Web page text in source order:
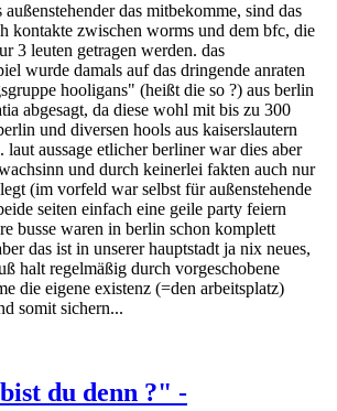
das mitbekomme, sind das
kontakte zwischen worms und dem bfc, die
3 leuten getragen werden. das
wurde damals auf das dringende anraten
hooligans" (heißt die so ?) aus berlin
abgesagt, da diese wohl mit bis zu 300
und diversen hools aus kaiserslautern
laut aussage etlicher berliner war dies aber
und durch keinerlei fakten auch nur
(im vorfeld war selbst für außenstehende
seiten einfach eine geile party feiern
busse waren in berlin schon komplett
das ist in unserer hauptstadt ja nix neues,
halt regelmäßig durch vorgeschobene
die eigene existenz (=den arbeitsplatz)
somit sichern...
du denn ?" -